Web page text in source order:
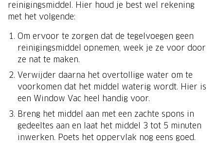
reinigingsmiddel. Hier houd je best wel rekening
met het volgende:
Om ervoor te zorgen dat de tegelvoegen geen
reinigingsmiddel opnemen, week je ze voor door
ze nat te maken.
Verwijder daarna het overtollige water om te
voorkomen dat het middel waterig wordt. Hier is
een Window Vac heel handig voor.
Breng het middel aan met een zachte spons in
gedeeltes aan en laat het middel 3 tot 5 minuten
inwerken. Poets het oppervlak nog eens goed.